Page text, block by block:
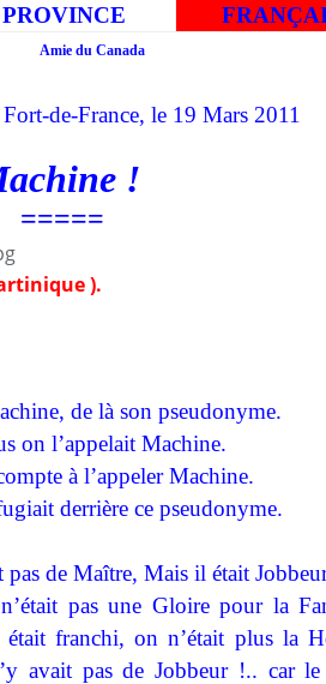
PROVINCE
Fort-de-France, le 19 Mars 2011
!
=====
).
de là son pseudonyme.
on l’appelait Machine.
à l’appeler Machine.
derrière ce pseudonyme.
pas de Maître, Mais il était
pas une Gloire pour la
était franchi, on n’était plus la
avait pas de Jobbeur !.. car le